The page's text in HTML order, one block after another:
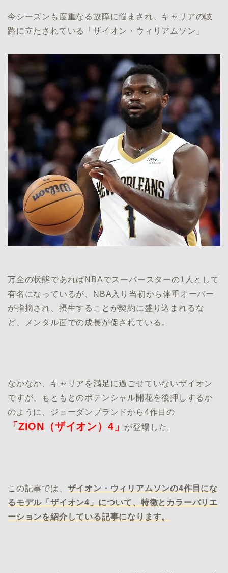
今シーズンも度重なる故障に悩まされ、キャリアの岐
路に立たされている「ザイオン・ウィリアムソン」
万全の状態であればNBAでスーパースターの1人として
有名になっているが、NBA入り当初から体重オーバー
が指摘され、摂生することが契約に盛り込まれるな
ど、メンタル面での成長が促されている。
なかなか、キャリアを満足に過ごせていないザイオン
ですが、もともとのポテンシャル開花を後押しするか
のように、ジョーダンブランドから4作目の
「ZION（ザイオン）4」 が登場した。
この記事では、 ザイオン・ウィリアムソンの4作目にな
るモデル「ザイオン4」について、特徴とカラーバリエ
ーションを紹介している記事になります。